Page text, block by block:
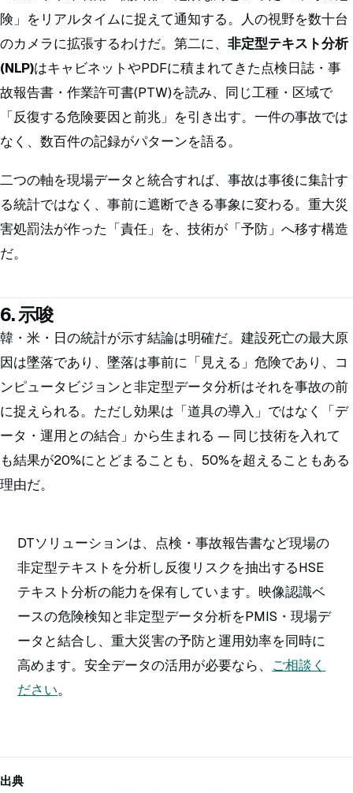
険」をリアルタイムに捉えて通知する。人の視野を数十台
のカメラに拡張するわけだ。第二に、 非定型テキスト分析
(NLP)はキャビネットやPDFに積まれてきた点検日誌・事
故報告書・作業許可書(PTW)を読み、同じ工種・区域で
「反復する危険要因と前兆」を引き出す。一件の事故では
なく、数百件の記録がパターンを語る。
二つの軸を現場データと統合すれば、事故は事後に集計す
る統計ではなく、事前に遮断できる事象に変わる。重大災
害処罰法が作った「責任」を、技術が「予防」へ移す構造
だ。
6. 示唆
韓・米・日の統計が示す結論は明確だ。建設死亡の最大原
因は墜落であり、墜落は事前に「見える」危険であり、コ
ンピュータビジョンと非定型データ分析はそれを事故の前
に捉えられる。ただし効果は「道具の導入」ではなく「デ
ータ・運用との結合」から生まれる — 同じ技術を入れて
も結果が20%にとどまることも、50%を超えることもある
理由だ。
DTソリューションは、点検・事故報告書など現場の
非定型テキストを分析し反復リスクを抽出するHSE
テキスト分析の能力を保有しています。映像認識ベ
ースの危険検知と非定型データ分析をPMIS・現場デ
ータと結合し、重大災害の予防と運用効率を同時に
高めます。安全データの活用が必要なら、 ご相談く
ださい。
出典